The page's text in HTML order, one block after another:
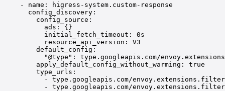
- name :
higress-system.custom-response
config_discovery :
config_source :
ads : {}
initial_fetch_timeout : 0s
resource_api_version : V3
default_config :
"@type " : type.googleapis.com/
apply_default_config_without_warming : true
type_urls :
- type.googleapis.com/
- type.googleapis.com/